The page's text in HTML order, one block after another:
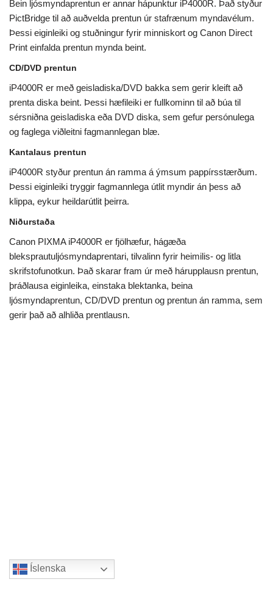
Bein ljósmyndaprentun er annar hápunktur iP4000R. Það styður
PictBridge til að auðvelda prentun úr stafrænum myndavélum.
Þessi eiginleiki og stuðningur fyrir minniskort og Canon Direct
Print einfalda prentun mynda beint.
CD/DVD prentun
iP4000R er með geisladiska/DVD bakka sem gerir kleift að
prenta diska beint. Þessi hæfileiki er fullkominn til að búa til
sérsniðna geisladiska eða DVD diska, sem gefur persónulega
og faglega viðleitni fagmannlegan blæ.
Kantalaus prentun
iP4000R styður prentun án ramma á ýmsum pappírsstærðum.
Þessi eiginleiki tryggir fagmannlega útlit myndir án þess að
klippa, eykur heildarútlit þeirra.
Niðurstaða
Canon PIXMA iP4000R er fjölhæfur, hágæða
bleksprautuljósmyndaprentari, tilvalinn fyrir heimilis- og litla
skrifstofunotkun. Það skarar fram úr með hárupplausn prentun,
þráðlausa eiginleika, einstaka blektanka, beina
ljósmyndaprentun, CD/DVD prentun og prentun án ramma, sem
gerir það að alhliða prentlausn.
Íslenska